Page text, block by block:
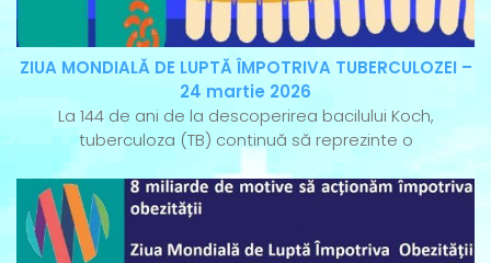
ZIUA MONDIALĂ DE LUPTĂ ÎMPOTRIVA TUBERCULOZEI –
24 martie 2026
La 144 de ani de la descoperirea bacilului Koch,
tuberculoza (TB) continuă să reprezinte o